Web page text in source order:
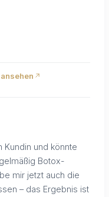
Kundin und könnte
Botox-
mir jetzt auch die
– das Ergebnis ist